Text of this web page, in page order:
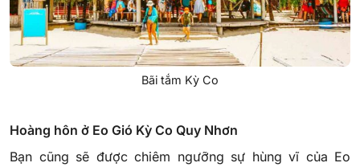
Bãi tắm Kỳ Co
Hoàng hôn ở Eo Gió Kỳ Co Quy Nhơn
Bạn cũng sẽ được chiêm ngưỡng sự hùng vĩ của Eo